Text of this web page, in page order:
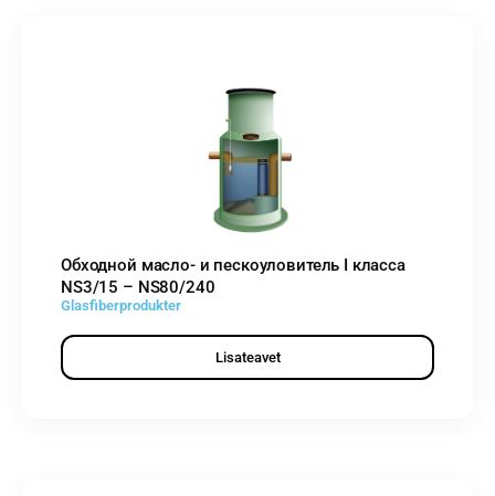
Обходной масло- и пескоуловитель I класса
NS3/15 – NS80/240
Glasfiberprodukter
Lisateavet